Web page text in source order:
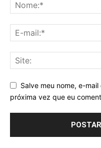
Salve meu nome, e-
próxima vez que eu